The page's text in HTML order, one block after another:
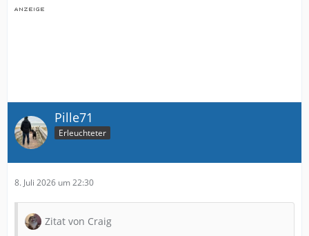
Pille71
Erleuchteter
8. Juli 2026 um 22:30
Zitat von Craig